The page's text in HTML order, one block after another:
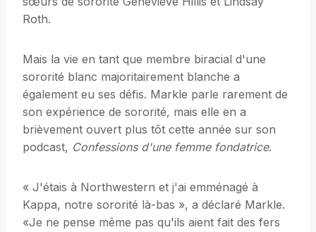
Roth.
Mais la vie en tant que membre biracial d'une
sororité blanc majoritairement blanche a
également eu ses défis. Markle parle rarement de
son expérience de sororité, mais elle en a
brièvement ouvert plus tôt cette année sur son
podcast, Confessions d'une femme fondatrice.
« J'étais à Northwestern et j'ai emménagé à
Kappa, notre sororité là-bas », a déclaré Markle.
«Je ne pense même pas qu'ils aient fait des fers